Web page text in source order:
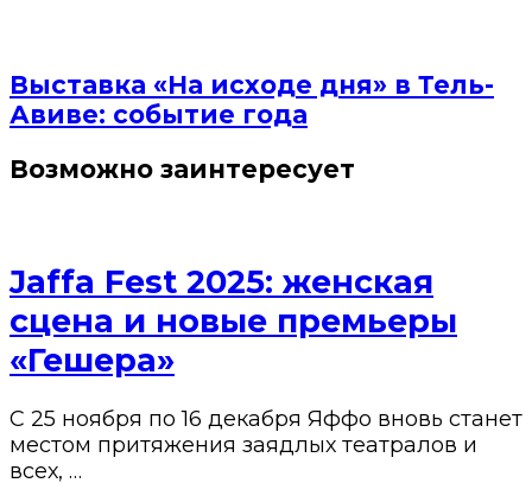
Выставка «На исходе дня» в Тель-
Авиве: событие года
Возможно заинтересует
Jaffa Fest 2025: женская
сцена и новые премьеры
«Гешера»
С 25 ноября по 16 декабря Яффо вновь станет
местом притяжения заядлых театралов и
всех, …